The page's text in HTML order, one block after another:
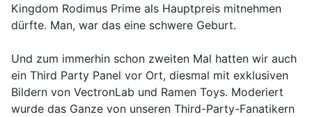
Kingdom Rodimus Prime als Hauptpreis mitnehmen
dürfte. Man, war das eine schwere Geburt.
Und zum immerhin schon zweiten Mal hatten wir auch
ein Third Party Panel vor Ort, diesmal mit exklusiven
Bildern von VectronLab und Ramen Toys. Moderiert
wurde das Ganze von unseren Third-Party-Fanatikern